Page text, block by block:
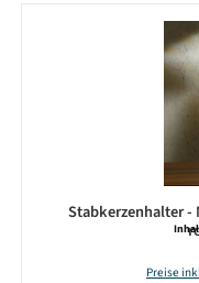
Stabkerzenhalter -
Preise